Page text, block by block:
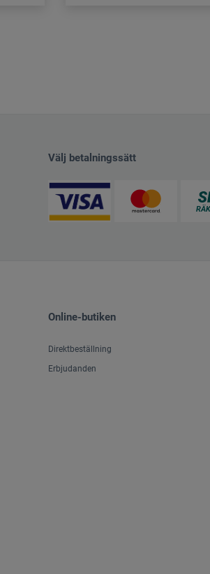
Välj betalningssätt
Online-butiken
Direktbeställning
Erbjudanden